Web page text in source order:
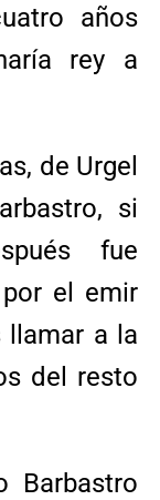
años
rey a
de Urgel
si
fue
el emir
llamar a la
del resto
Barbastro